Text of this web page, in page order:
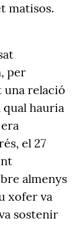
matisos.
per
una relació
qual hauria
el 27
almenys
xofer va
sostenir